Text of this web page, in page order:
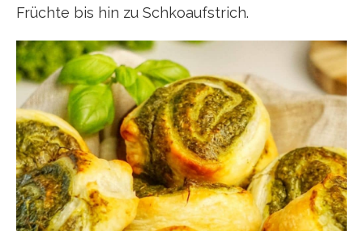
Früchte bis hin zu Schkoaufstrich.